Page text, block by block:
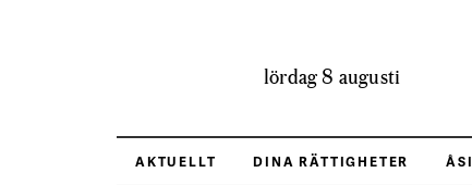
lördag 8 augusti
AKTUELLT DINA RÄTTIGHETER